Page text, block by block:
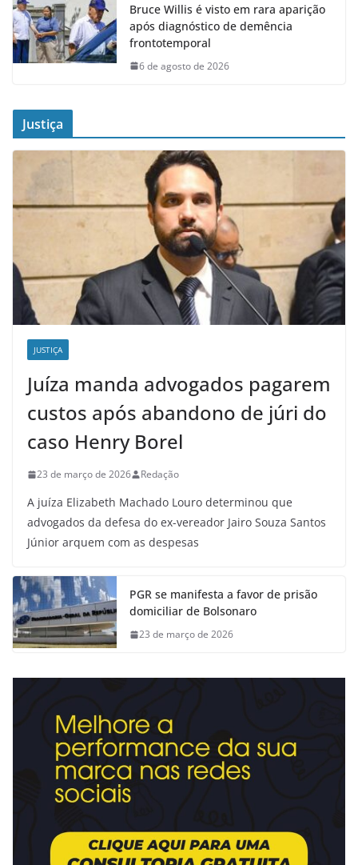
Bruce Willis é visto em rara aparição
após diagnóstico de demência
frontotemporal
6 de agosto de 2026
Justiça
JUSTIÇA
Juíza manda advogados pagarem
custos após abandono de júri do
caso Henry Borel
23 de março de 2026 Redação
A juíza Elizabeth Machado Louro determinou que
advogados da defesa do ex-vereador Jairo Souza Santos
Júnior arquem com as despesas
PGR se manifesta a favor de prisão
domiciliar de Bolsonaro
23 de março de 2026